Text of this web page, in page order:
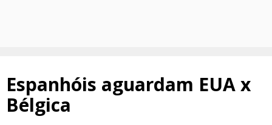
Espanhóis aguardam EUA x
Bélgica